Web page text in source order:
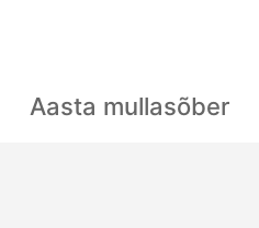
Aasta mullasõber